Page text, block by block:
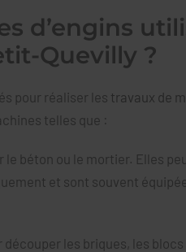
d’engins
Quevilly ?
pour réaliser les travaux de
telles que :
béton ou le mortier. Elles
et sont souvent
les briques, les